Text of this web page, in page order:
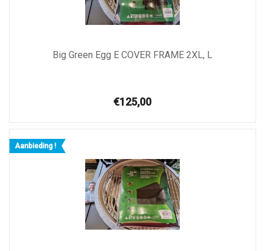
Big Green Egg E COVER FRAME 2XL, L
€125,00
Aanbieding !